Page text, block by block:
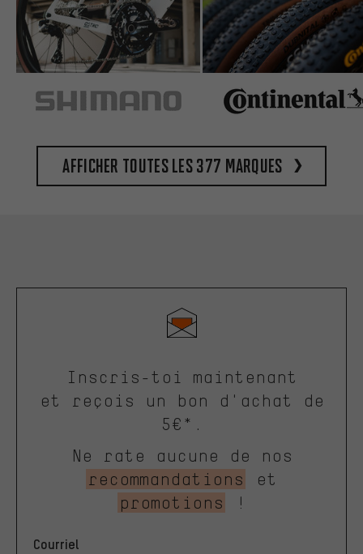
Afficher toutes les 377 marques
Inscris-toi maintenant
et reçois un bon d'achat de
5€*.
Ne rate aucune de nos
recommandations
et
promotions
!
Courriel